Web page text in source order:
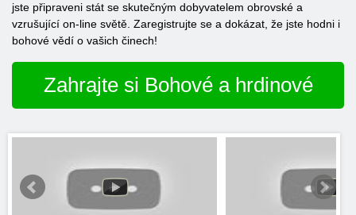
jste připraveni stát se skutečným dobyvatelem obrovské a
vzrušující on-line světě. Zaregistrujte se a dokázat, že jste hodni i
bohové vědí o vašich činech!
Zahrajte si Bohové a hrdinové